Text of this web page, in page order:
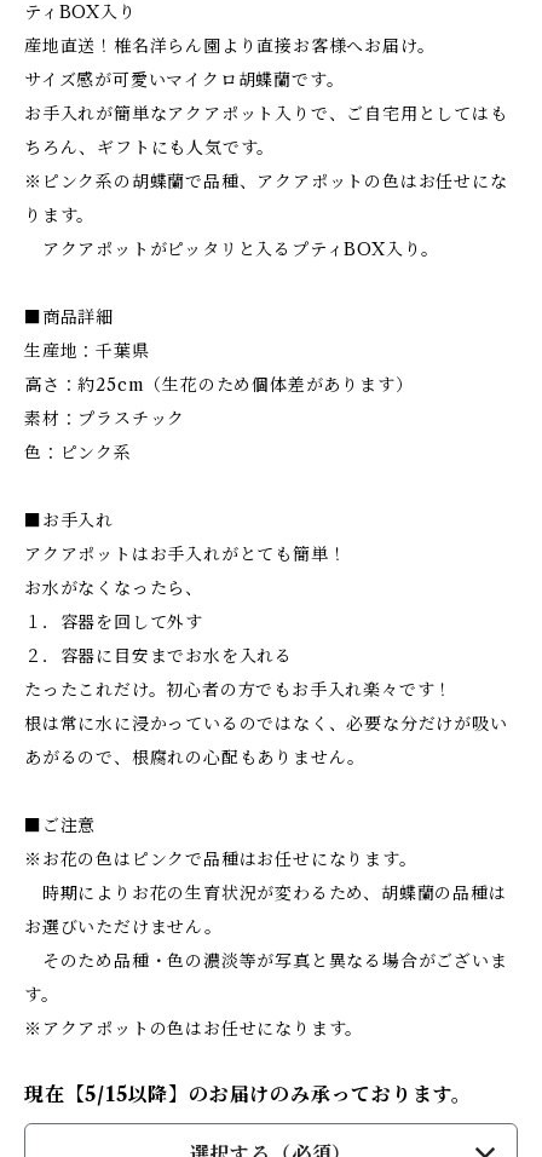
ティBOX入り
産地直送！椎名洋らん園より直接お客様へお届け。
サイズ感が可愛いマイクロ胡蝶蘭です。
お手入れが簡単なアクアポット入りで、ご自宅用としてはも
ちろん、ギフトにも人気です。
※ピンク系の胡蝶蘭で品種、アクアポットの色はお任せにな
ります。
アクアポットがピッタリと入るプティBOX入り。
■商品詳細
生産地：千葉県
高さ：約25cm（生花のため個体差があります）
素材：プラスチック
色：ピンク系
■お手入れ
アクアポットはお手入れがとても簡単！
お水がなくなったら、
１．容器を回して外す
２．容器に目安までお水を入れる
たったこれだけ。初心者の方でもお手入れ楽々です！
根は常に水に浸かっているのではなく、必要な分だけが吸い
あがるので、根腐れの心配もありません。
■ご注意
※お花の色はピンクで品種はお任せになります。
時期によりお花の生育状況が変わるため、胡蝶蘭の品種は
お選びいただけません。
そのため品種・色の濃淡等が写真と異なる場合がございま
す。
※アクアポットの色はお任せになります。
現在【5/15以降】のお届けのみ承っております。